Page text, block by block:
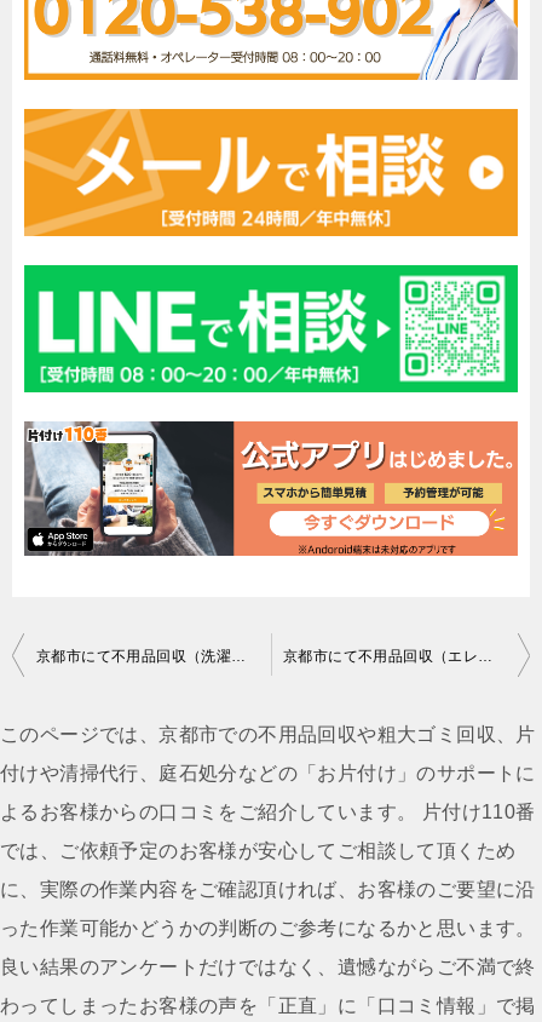
投
ナ
ビ
ゲ
ー
シ
ョ
ン
京都市にて不用品回収（洗濯機）ご依頼の匿名希望様の声 京都市にて不用品回収（エレクトーン、オルガン）ご依頼の匿名希望様の声
このページでは、京都市での不用品回収や粗大ゴミ回収、片
付けや清掃代行、庭石処分などの「お片付け」のサポートに
よるお客様からの口コミをご紹介しています。 片付け110番
では、ご依頼予定のお客様が安心してご相談して頂くため
に、実際の作業内容をご確認頂ければ、お客様のご要望に沿
った作業可能かどうかの判断のご参考になるかと思います。
良い結果のアンケートだけではなく、遺憾ながらご不満で終
わってしまったお客様の声を「正直」に「口コミ情報」で掲